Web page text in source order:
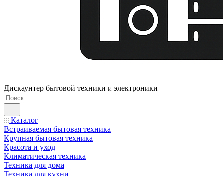
Дискаунтер бытовой техники и электроники
Каталог
Встраиваемая бытовая техника
Крупная бытовая техника
Красота и уход
Климатическая техника
Техника для дома
Техника для кухни